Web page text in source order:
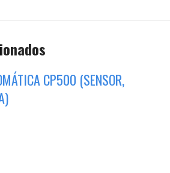
CP500 (SENSOR,